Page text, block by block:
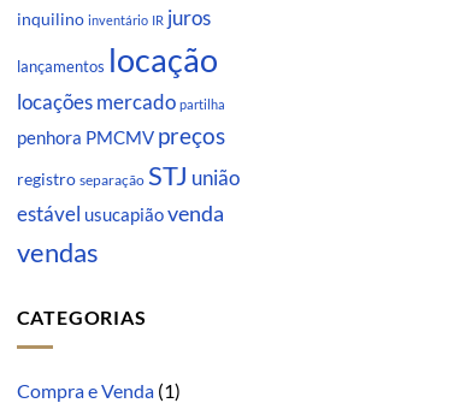
inquilino inventário IR juros
lançamentos locação
locações mercado partilha
penhora PMCMV preços
registro separação STJ união
estável usucapiãovenda
vendas
CATEGORIAS
Compra e Venda(1)